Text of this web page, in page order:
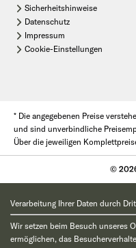
Sicherheitshinweise
Datenschutz
Impressum
Cookie-Einstellungen
* Die angegebenen Preise
und sind unverbindliche
Über die jeweiligen
©
Verarbeitung Ihrer Daten durch
Wir setzen beim Besuch unseres
ermöglichen, das